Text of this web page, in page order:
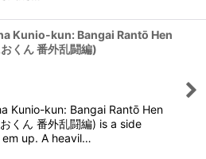
Kunio-kun: Bangai Rantō Hen
くん 番外乱闘編)
Kunio-kun: Bangai Rantō Hen
くん 番外乱闘編) is a side
up. A heavil…